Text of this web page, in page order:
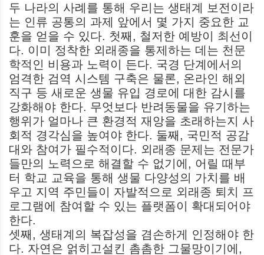
두 나라의 사례를 통해 우리는 생태계 보전이라
는 인류 공통의 과제 앞에서 몇 가지 중요한 교
훈을 얻을 수 있다. 첫째, 철저한 예방이 최선이
다. 이미 정착한 외래종을 통제하는 데는 천문
학적인 비용과 노력이 든다. 국경 단계에서의
엄격한 검역 시스템 구축은 물론, 온라인 해외
직구 등 새로운 생물 유입 경로에 대한 감시를
강화해야 한다. 무엇보다 반려동물을 유기하는
행위가 얼마나 큰 환경적 재앙을 초래하는지 사
회적 경각심을 높여야 한다. 둘째, 국민적 공감
대와 참여가 필수적이다. 외래종 문제는 전문가
들만의 노력으로 해결할 수 없기에, 어릴 때부
터 학교 교육을 통해 생물 다양성의 가치를 배
우고 지역 주민들이 자발적으로 외래종 퇴치 프
로그램에 참여할 수 있는 플랫폼이 확대되어야
한다.
셋째, 생태계의 복잡성을 겸손하게 인정해야 한
다. 자연은 얽히고설킨 촘촘한 그물망이기에,